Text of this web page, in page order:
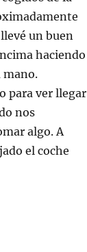
un buen
haciendo
mano.
para ver llegar
nos
algo. A
el coche